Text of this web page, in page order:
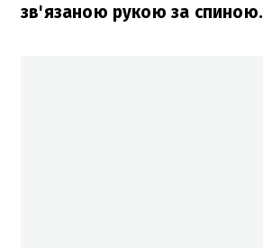
зв'язаною рукою за спиною.